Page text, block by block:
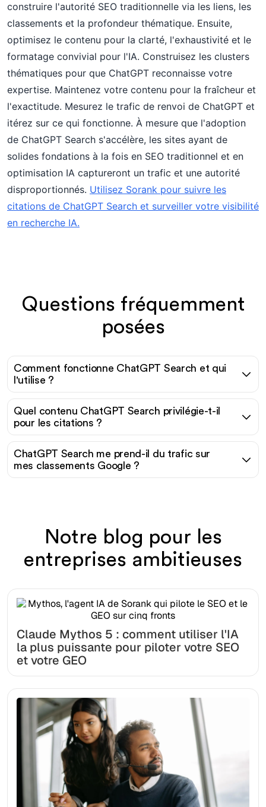
construire l'autorité SEO traditionnelle via les liens, les
classements et la profondeur thématique. Ensuite,
optimisez le contenu pour la clarté, l'exhaustivité et le
formatage convivial pour l'IA. Construisez les clusters
thématiques pour que ChatGPT reconnaisse votre
expertise. Maintenez votre contenu pour la fraîcheur et
l'exactitude. Mesurez le trafic de renvoi de ChatGPT et
itérez sur ce qui fonctionne. À mesure que l'adoption
de ChatGPT Search s'accélère, les sites ayant de
solides fondations à la fois en SEO traditionnel et en
optimisation IA captureront un trafic et une autorité
disproportionnés. Utilisez Sorank pour suivre les
citations de ChatGPT Search et surveiller votre visibilité
en recherche IA.
Questions fréquemment
posées
Comment fonctionne ChatGPT Search et qui
l'utilise ?
Quel contenu ChatGPT Search privilégie-t-il
pour les citations ?
ChatGPT Search me prend-il du trafic sur
mes classements Google ?
Notre blog pour les
entreprises ambitieuses
Claude Mythos 5 : comment utiliser l'IA
la plus puissante pour piloter votre SEO
et votre GEO